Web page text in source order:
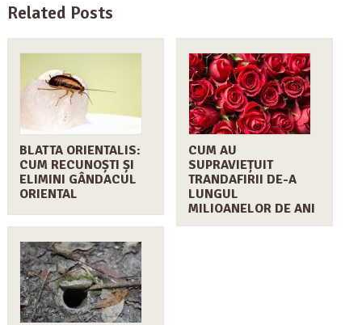
Related Posts
BLATTA ORIENTALIS:
CUM RECUNOȘTI ȘI
ELIMINI GÂNDACUL
ORIENTAL
CUM AU
SUPRAVIEȚUIT
TRANDAFIRII DE-A
LUNGUL
MILIOANELOR DE ANI